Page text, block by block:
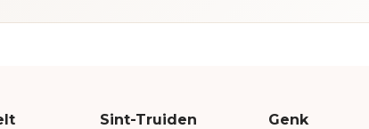
Sint-Truiden Genk